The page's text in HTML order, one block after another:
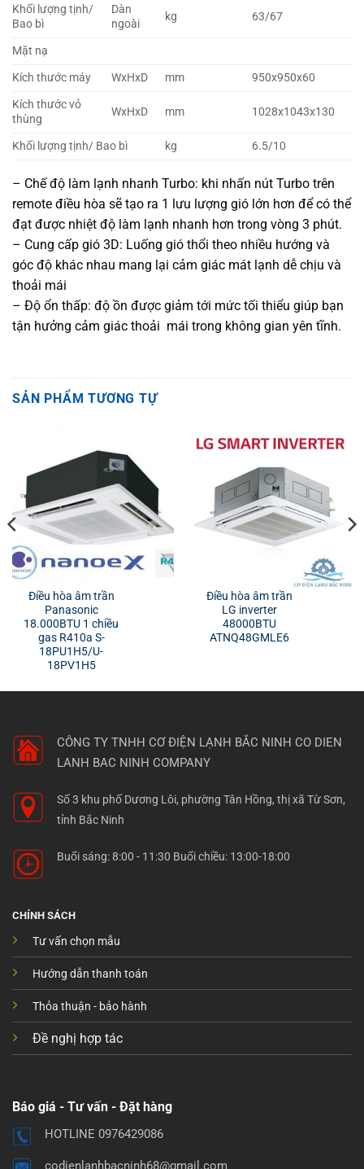
Khối lượng tịnh/
Bao bì
Dàn
ngoài
kg 63/67
Mặt nạ
Kích thước máy
WxHxD mm
950x950x60
Kích thước vỏ
thùng
WxHxD mm 1028x1043x130
Khối lượng tịnh/ Bao bì kg 6.5/10
– Chế độ làm lạnh nhanh Turbo: khi nhấn nút Turbo trên
remote điều hòa sẽ tạo ra 1 lưu lượng gió lớn hơn để có thể
đạt được nhiệt độ làm lạnh nhanh hơn trong vòng 3 phút.
– Cung cấp gió 3D: Luống gió thổi theo nhiều hướng và
góc độ khác nhau mang lại cảm giác mát lạnh dễ chịu và
thoải mái
– Độ ổn thấp: độ ồn được giảm tới mức tối thiểu giúp bạn
tận hưởng cảm giác thoải mái trong không gian yên tĩnh.
SẢN PHẨM TƯƠNG TỰ
Điều hòa âm trần
Panasonic
18.000BTU 1 chiều
gas R410a S-
18PU1H5/U-
18PV1H5
Điều hòa âm trần
LG inverter
48000BTU
ATNQ48GMLE6
CÔNG TY TNHH CƠ ĐIỆN LẠNH BẮC NINH CO DIEN
LANH BAC NINH COMPANY
Số 3 khu phố Dương Lôi, phường Tân Hồng, thị xã Từ Sơn,
tỉnh Bắc Ninh
Buổi sáng: 8:00 - 11:30 Buổi chiều: 13:00-18:00
CHÍNH SÁCH
Tư vấn chọn mẫu
Hướng dẫn thanh toán
Thỏa thuận - bảo hành
Đề nghị hợp tác
Báo giá - Tư vấn - Đặt hàng
HOTLINE 0976429086
codienlanhbacninh68@gmail.com